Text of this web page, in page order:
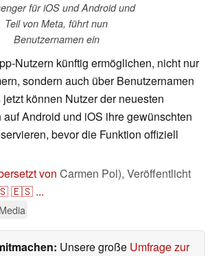
für iOS und Android und
Teil von Meta, führt nun
Benutzernamen ein
Nutzern künftig ermöglichen, nicht nur
sondern auch über Benutzernamen
können Nutzer der neuesten
Android und iOS ihre gewünschten
bevor die Funktion offiziell
von Carmen Pol), Veröffentlicht
🇪🇸 ...
Unsere große Umfrage zur